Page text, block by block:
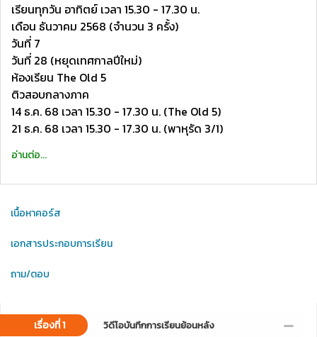
เรียนทุกวัน อาทิตย์ เวลา 15.30 - 17.30 น.
เดือน ธันวาคม 2568 (จำนวน 3 ครั้ง)
วันที่ 7
วันที่ 28 (หยุดเทศกาลปีใหม่)
ห้องเรียน The Old 5
ติวสอบกลางภาค
14 ธ.ค. 68 เวลา 15.30 - 17.30 น. (The Old 5)
21 ธ.ค. 68 เวลา 15.30 - 17.30 น. (พาหุรัด 3/1)
อ่านต่อ...
เนื้อหาคอร์ส
เอกสารประกอบการเรียน
ถาม/ตอบ
เรื่องที่ 1 วิดีโอบันทึกการเรียนย้อนหลัง